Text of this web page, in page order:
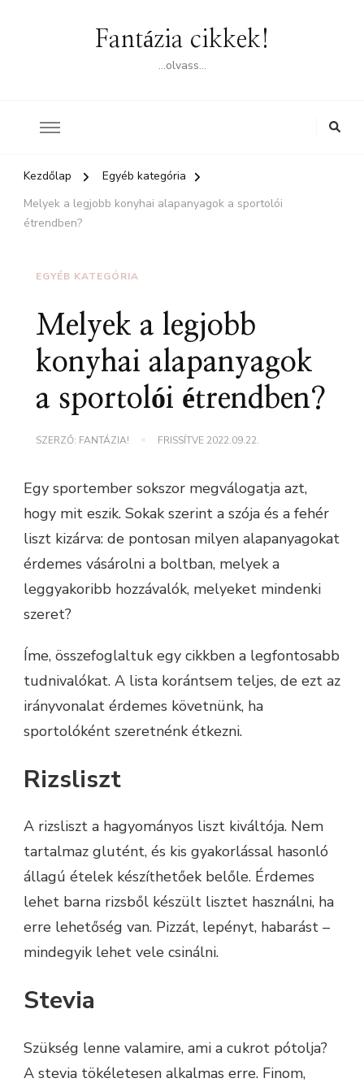
Fantázia cikkek!
…olvass…
Kezdőlap
Egyéb kategória
Melyek a legjobb konyhai alapanyagok a sportolói
étrendben?
EGYÉB KATEGÓRIA
Melyek a legjobb
konyhai alapanyagok
a sportolói étrendben?
SZERZŐ: FANTÁZIA! FRISSÍTVE 2022.09.22.
Egy sportember sokszor megválogatja azt,
hogy mit eszik. Sokak szerint a szója és a fehér
liszt kizárva: de pontosan milyen alapanyagokat
érdemes vásárolni a boltban, melyek a
leggyakoribb hozzávalók, melyeket mindenki
szeret?
Íme, összefoglaltuk egy cikkben a legfontosabb
tudnivalókat. A lista korántsem teljes, de ezt az
irányvonalat érdemes követnünk, ha
sportolóként szeretnénk étkezni.
Rizsliszt
A rizsliszt a hagyományos liszt kiváltója. Nem
tartalmaz glutént, és kis gyakorlással hasonló
állagú ételek készíthetőek belőle. Érdemes
lehet barna rizsből készült lisztet használni, ha
erre lehetőség van. Pizzát, lepényt, habarást –
mindegyik lehet vele csinálni.
Stevia
Szükség lenne valamire, ami a cukrot pótolja?
A stevia tökéletesen alkalmas erre. Finom,